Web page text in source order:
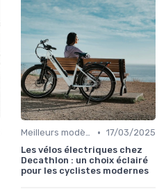
Meilleurs modèles et marques • 17/03/2025
Les vélos électriques chez
Decathlon : un choix éclairé
pour les cyclistes modernes